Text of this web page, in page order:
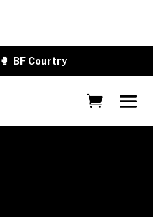
🥊 BF Courtry